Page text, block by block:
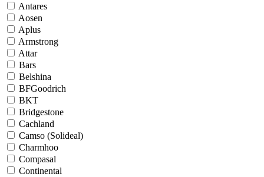
Antares
Aosen
Aplus
Armstrong
Attar
Bars
Belshina
BFGoodrich
BKT
Bridgestone
Cachland
Camso (Solideal)
Charmhoo
Compasal
Continental